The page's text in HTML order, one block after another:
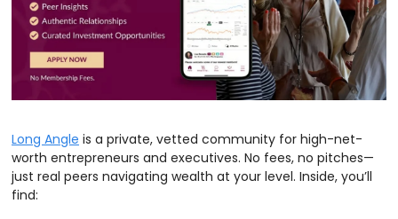
Long Angle is a private, vetted community for high-net-
worth entrepreneurs and executives. No fees, no pitches—
just real peers navigating wealth at your level. Inside, you’ll
find: